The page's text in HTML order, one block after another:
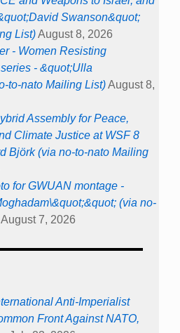
Swanson&quot;
List)August 8, 2026
- Women Resisting
- &quot;Ulla
to-nato Mailing List)August 8,
Assembly for Peace,
Climate Justice at WSF 8
Björk (via no-to-nato Mailing
for GWUAN montage -
(via no-
August 7, 2026
Anti-Imperialist
Front Against NATO,